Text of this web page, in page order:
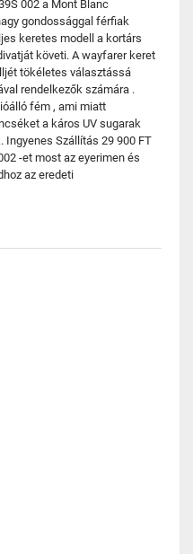
002 a Mont Blanc
gondossággal férfiak
keretes modell a kortárs
követi. A wayfarer keret
tökéletes választássá
rendelkezők számára .
fém , ami miatt
a káros UV sugarak
Ingyenes Szállítás 29 900 FT
-et most az eyerimen és
az eredeti